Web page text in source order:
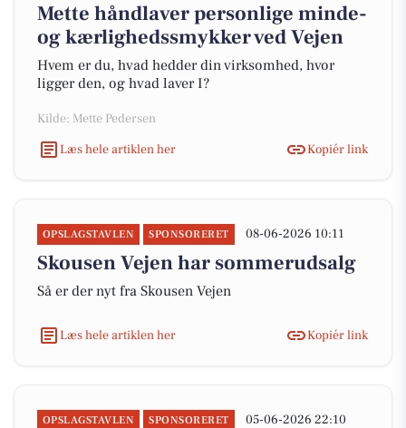
Mette håndlaver personlige minde-
og kærlighedssmykker ved Vejen
Hvem er du, hvad hedder din virksomhed, hvor
ligger den, og hvad laver I?
Kilde: Mette Pedersen
Læs hele artiklen her
Kopiér link
OPSLAGSTAVLEN SPONSORERET 08-06-2026 10:11
Skousen Vejen har sommerudsalg
Så er der nyt fra Skousen Vejen
Læs hele artiklen her Kopiér link
OPSLAGSTAVLEN SPONSORERET 05-06-2026 22:10